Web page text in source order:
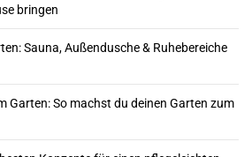
bringen
Sauna, Außendusche & Ruhebereiche
Garten: So machst du deinen Garten zum